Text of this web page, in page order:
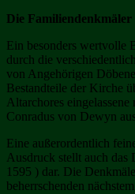
Die Familiendenkmäler
Ein besonders wertvolle
durch die
von Angehörigen
Bestandteile der Kirche
Altarchores
Conradus von Dewyn
Eine außerordentlich
Ausdruck stellt auch das
1595 ) dar. Die
beherrschenden